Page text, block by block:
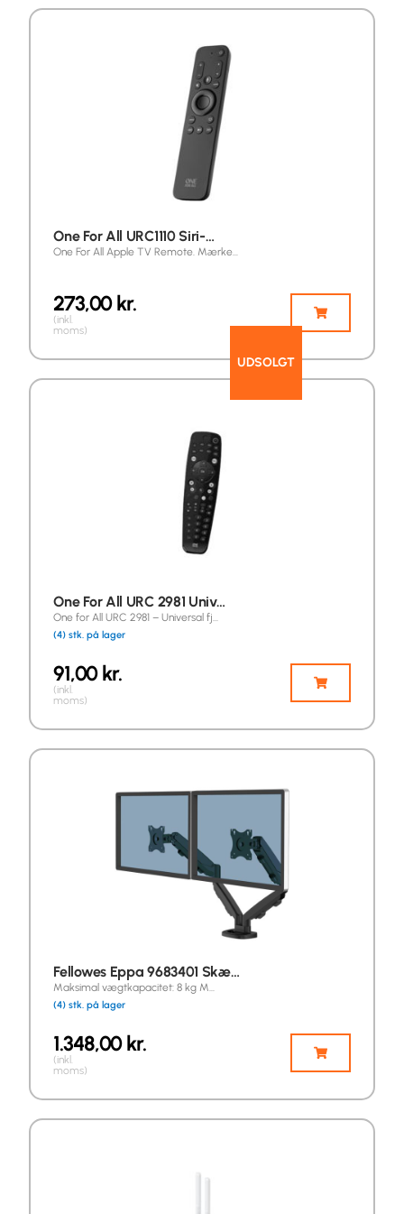
One For All URC1110 Siri-…
One For All Apple TV Remote. Mærke…
UDSOLGT
273,00kr.
(inkl.
moms)
One For All URC 2981 Univ…
One for All URC 2981 – Universal fj…
(4) stk. på lager
91,00kr.
(inkl.
moms)
Fellowes Eppa 9683401 Skæ…
Maksimal vægtkapacitet: 8 kg M…
(4) stk. på lager
1.348,00kr.
(inkl.
moms)